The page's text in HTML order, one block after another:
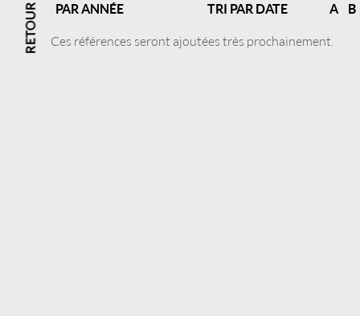
PAR ANNÉE
TRI PAR DATE A
B
Ces références seront ajoutées très prochainement.